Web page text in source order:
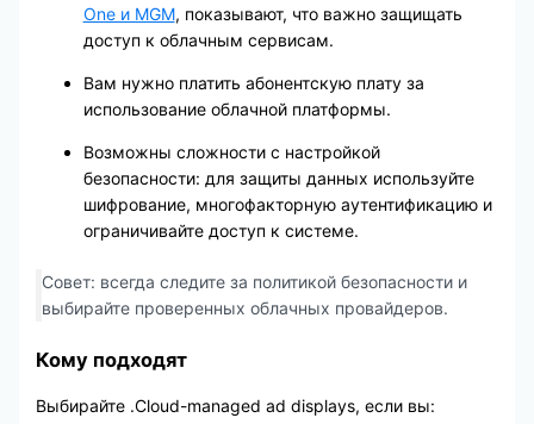
One и MGM, показывают, что важно защищать
доступ к облачным сервисам.
Вам нужно платить абонентскую плату за
использование облачной платформы.
Возможны сложности с настройкой
безопасности: для защиты данных используйте
шифрование, многофакторную аутентификацию и
ограничивайте доступ к системе.
Совет: всегда следите за политикой безопасности и
выбирайте проверенных облачных провайдеров.
Кому подходят
Выбирайте .Cloud-managed ad displays, если вы: